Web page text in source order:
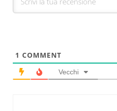
1 COMMENT
Vecchi